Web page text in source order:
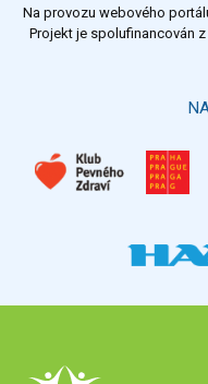
Na provozu webového
Projekt je spolufinancován